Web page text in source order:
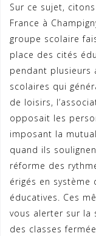
Sur ce sujet,
France à
groupe scolaire
place des cités
pendant plusieurs
scolaires qui
de loisirs,
opposait les
imposant la
quand ils
réforme des
érigés en système
éducatives. Ces
vous alerter sur la
des classes